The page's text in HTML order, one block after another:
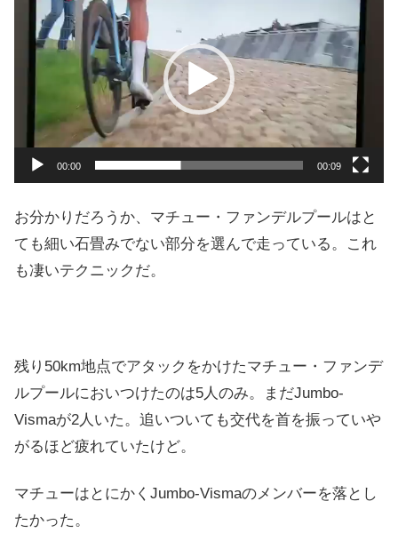
ー
00:00 00:09
お分かりだろうか、マチュー・ファンデルプールはと
ても細い石畳みでない部分を選んで走っている。これ
も凄いテクニックだ。
残り50km地点でアタックをかけたマチュー・ファンデ
ルプールにおいつけたのは5人のみ。まだJumbo-
Vismaが2人いた。追いついても交代を首を振っていや
がるほど疲れていたけど。
マチューはとにかくJumbo-Vismaのメンバーを落とし
たかった。